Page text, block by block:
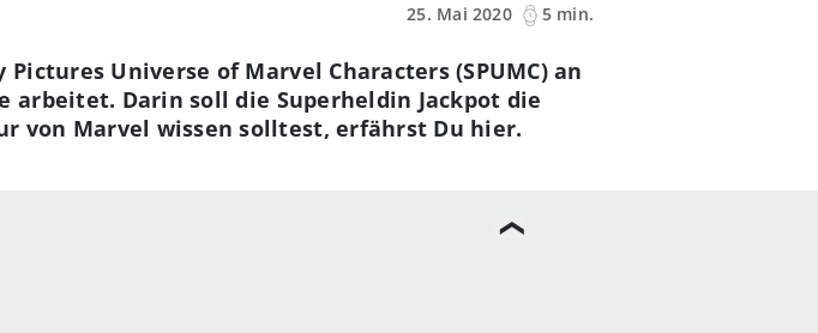
25. Mai 2020
5 min.
Universe of Marvel Characters (SPUMC) an
arbeitet. Darin soll die Superheldin Jackpot die
von Marvel wissen solltest, erfährst Du hier.